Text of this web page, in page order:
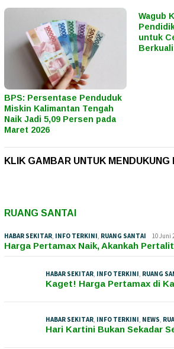
BPS: Persentase Penduduk
Miskin Kalimantan Tengah
Naik Jadi 5,09 Persen pada
Maret 2026
Wagub
untuk
KLIK GAMBAR UNTUK MENDUKUNG
RUANG SANTAI
HABAR SEKITAR, INFO TERKINI, RUANG SANTAI 10 Juni
Harga Pertamax Naik, Akankah
HABAR SEKITAR, INFO TERKINI, RUANG
Kaget! Harga Pertamax di
HABAR SEKITAR, INFO TERKINI, NEWS,
Hari Kartini Bukan Sekadar